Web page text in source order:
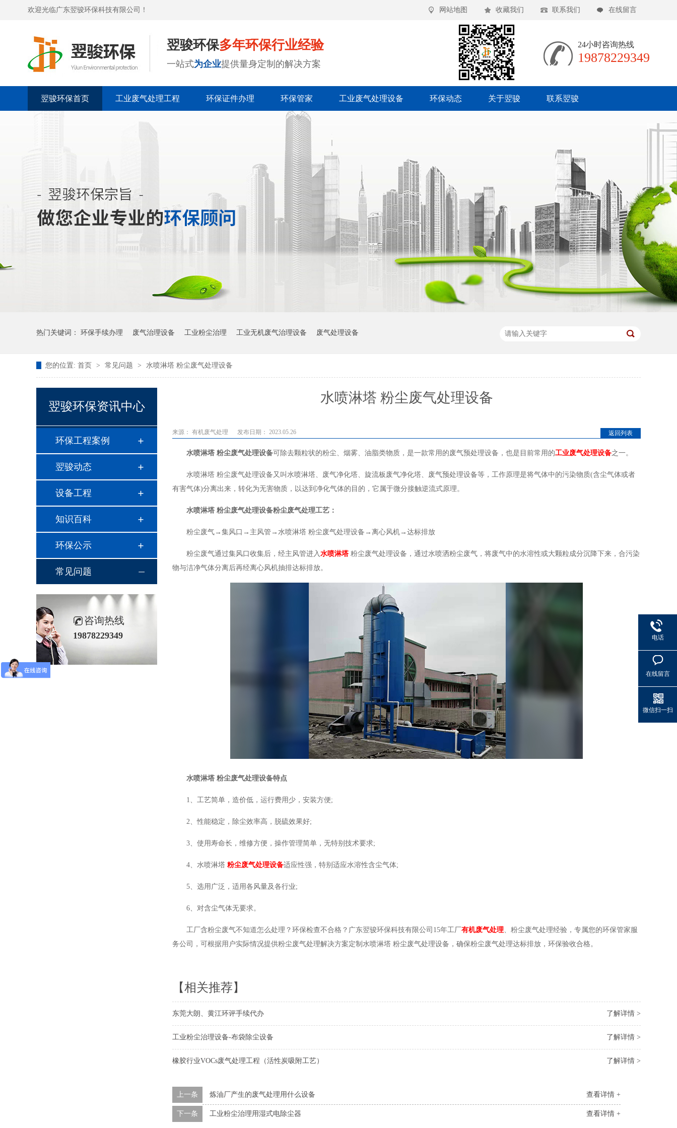
网站地图 收藏我们 联系我们 在线留言
欢迎光临广东翌骏环保科技有限公司！
翌骏环保多年环保行业经验
一站式为企业提供量身定制的解决方案
24小时咨询热线
19878229349
翌骏环保首页 工业废气处理工程 环保证件办理 环保管家 工业废气处理设备 环保动态 关于翌骏 联系翌骏
热门关键词： 环保手续办理 废气治理设备 工业粉尘治理 工业无机废气治理设备 废气处理设备
您的位置: 首页 > 常见问题 > 水喷淋塔 粉尘废气处理设备
水喷淋塔 粉尘废气处理设备
返回列表
来源： 有机废气处理 发布日期： 2023.05.26
水喷淋塔 粉尘废气处理设备可除去颗粒状的粉尘、烟雾、油脂类物质，是一款常用的废气预处理设备，也是目前常用的工业废气处理设备之一。
水喷淋塔 粉尘废气处理设备又叫水喷淋塔、废气净化塔、旋流板废气净化塔、废气预处理设备等，工作原理是将气体中的污染物质(含尘气体或者
有害气体)分离出来，转化为无害物质，以达到净化气体的目的，它属于微分接触逆流式原理。
水喷淋塔 粉尘废气处理设备粉尘废气处理工艺：
粉尘废气→集风口→主风管→水喷淋塔 粉尘废气处理设备→离心风机→达标排放
粉尘废气通过集风口收集后，经主风管进入水喷淋塔 粉尘废气处理设备，通过水喷洒粉尘废气，将废气中的水溶性或大颗粒成分沉降下来，合污染
物与洁净气体分离后再经离心风机抽排达标排放。
水喷淋塔 粉尘废气处理设备特点
1、工艺简单，造价低，运行费用少，安装方便;
2、性能稳定，除尘效率高，脱硫效果好;
3、使用寿命长，维修方便，操作管理简单，无特别技术要求;
4、水喷淋塔 粉尘废气处理设备适应性强，特别适应水溶性含尘气体;
5、选用广泛，适用各风量及各行业;
6、对含尘气体无要求。
工厂含粉尘废气不知道怎么处理？环保检查不合格？广东翌骏环保科技有限公司15年工厂有机废气处理、粉尘废气处理经验，专属您的环保管家服
务公司，可根据用户实际情况提供粉尘废气处理解决方案定制水喷淋塔 粉尘废气处理设备，确保粉尘废气处理达标排放，环保验收合格。
【相关推荐】
了解详情 >
东莞大朗、黄江环评手续代办
了解详情 >
工业粉尘治理设备-布袋除尘设备
了解详情 >
橡胶行业VOCs废气处理工程（活性炭吸附工艺）
查看详情 +
上一条 炼油厂产生的废气处理用什么设备
查看详情 +
下一条 工业粉尘治理用湿式电除尘器
翌骏环保资讯中心
环保工程案例
翌骏动态
设备工程
知识百科
环保公示
常见问题
咨询热线
19878229349 电话
在线留言
微信扫一扫